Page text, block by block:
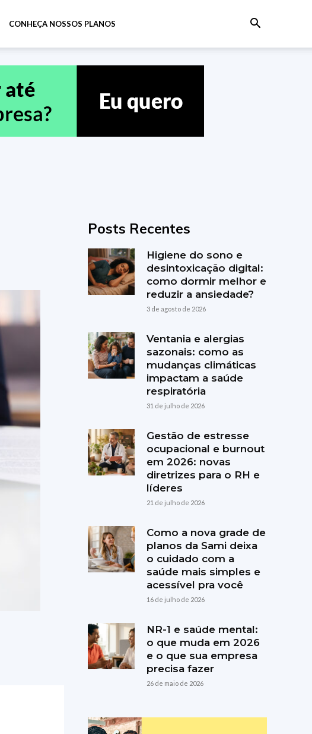
CONHEÇA NOSSOS PLANOS
Posts Recentes
Higiene do sono e
desintoxicação digital:
como dormir melhor e
reduzir a ansiedade?
3 de agosto de 2026
Ventania e alergias
sazonais: como as
mudanças climáticas
impactam a saúde
respiratória
31 de julho de 2026
Gestão de estresse
ocupacional e burnout
em 2026: novas
diretrizes para o RH e
líderes
21 de julho de 2026
Como a nova grade de
planos da Sami deixa
o cuidado com a
saúde mais simples e
acessível pra você
16 de julho de 2026
NR-1 e saúde mental:
o que muda em 2026
e o que sua empresa
precisa fazer
26 de maio de 2026